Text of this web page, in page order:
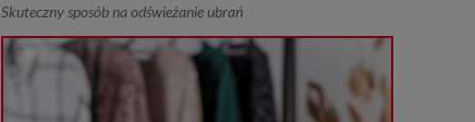
Skuteczny sposób na odświeżanie ubrań